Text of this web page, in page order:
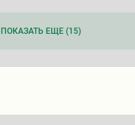
ПОКАЗАТЬ ЕЩЕ (15)